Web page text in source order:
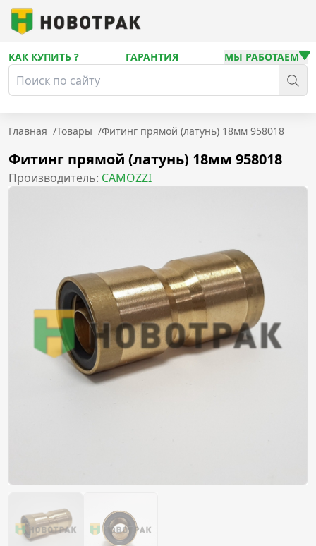
КАК КУПИТЬ ? ГАРАНТИЯ МЫ РАБОТАЕМ
Главная /Товары /Фитинг прямой (латунь) 18мм 958018
Фитинг прямой (латунь) 18мм 958018
Производитель: CAMOZZI